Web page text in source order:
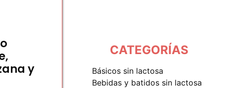
y
CATEGORÍAS
básicos sin lactosa
bebidas y batidos sin lactosa